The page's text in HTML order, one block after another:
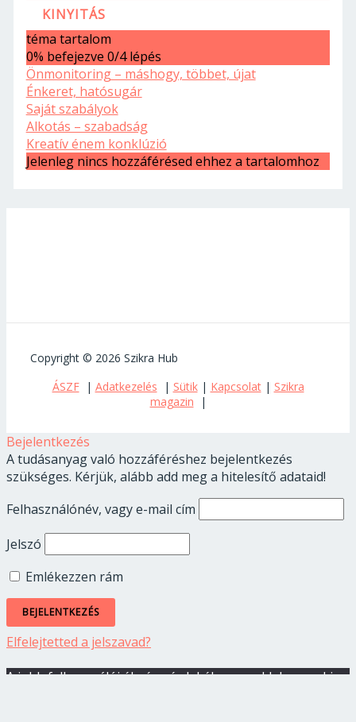
KINYITÁS
téma tartalom
0% befejezve 0/4 lépés
Önmonitoring – máshogy, többet, újat
Énkeret, hatósugár
Saját szabályok
Alkotás – szabadság
Kreatív énem konklúzió
Jelenleg nincs hozzáférésed ehhez a tartalomhoz
Copyright © 2026 Szikra Hub
ÁSZF| Adatkezelés | Sütik| Kapcsolat| Szikra
magazin |
Bejelentkezés
A tudásanyag való hozzáféréshez bejelentkezés
szükséges. Kérjük, alább add meg a hitelesítő adataid!
Felhasználónév, vagy e-mail cím
Jelszó
Emlékezzen rám
Elfelejtetted a jelszavad?
A jobb felhasználói élmény érdekében az oldalon cookie-